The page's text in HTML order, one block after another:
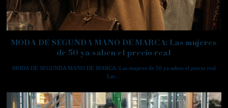
MODA DE SEGUNDA MANO DE MARCA: Las mujeres
de 50 ya saben el precio real
MODA DE SEGUNDA MANO DE MARCA: Las mujeres de 50 ya saben el precio real
Las…